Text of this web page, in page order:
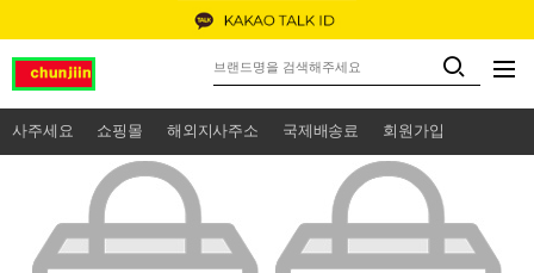
사주세요 쇼핑몰 해외지사주소 국제배송료 회원가입